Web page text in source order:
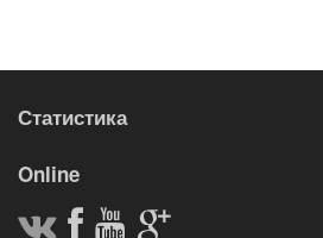
Статистика
Online